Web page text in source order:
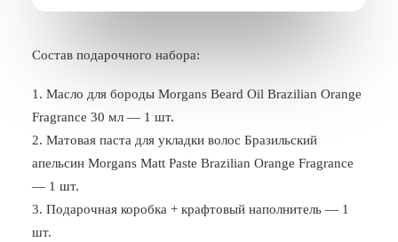
Состав подарочного набора:
1. Масло для бороды Morgans Beard Oil Brazilian Orange
Fragrance 30 мл — 1 шт.
2. Матовая паста для укладки волос Бразильский
апельсин Morgans Matt Paste Brazilian Orange Fragrance
— 1 шт.
3. Подарочная коробка + крафтовый наполнитель — 1
шт.